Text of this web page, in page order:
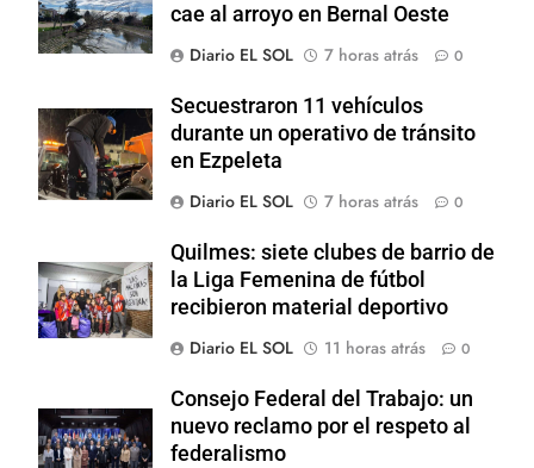
cae al arroyo en Bernal Oeste
Diario EL SOL
7 horas atrás 0
Secuestraron 11 vehículos
durante un operativo de tránsito
en Ezpeleta
Diario EL SOL
7 horas atrás 0
Quilmes: siete clubes de barrio de
la Liga Femenina de fútbol
recibieron material deportivo
Diario EL SOL
11 horas atrás 0
Consejo Federal del Trabajo: un
nuevo reclamo por el respeto al
federalismo